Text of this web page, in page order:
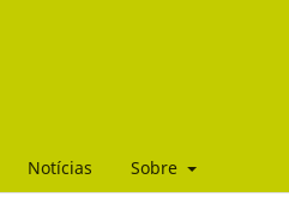
Notícias Sobre